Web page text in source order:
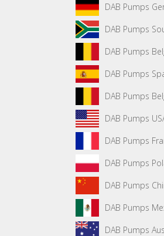
DAB Pumps
DAB Pumps
DAB Pumps
DAB Pumps
DAB Pumps
DAB Pumps
DAB Pumps
DAB Pumps
DAB Pumps
DAB Pumps
DAB Pumps